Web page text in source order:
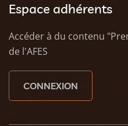
Espace adhérents
Accéder à du contenu
de l'AFES
CONNEXION